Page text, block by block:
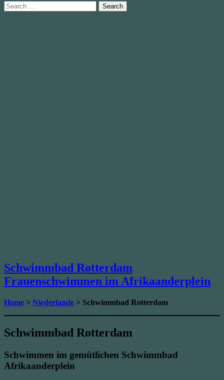
Search
for:
Schwimmbad Rotterdam
Frauenschwimmen im Afrikaanderplein
Home > Niederlande > Schwimmbad Rotterdam
Schwimmbad Rotterdam
Schwimmen im gemütlichen Schwimmbad
Afrikaanderplein